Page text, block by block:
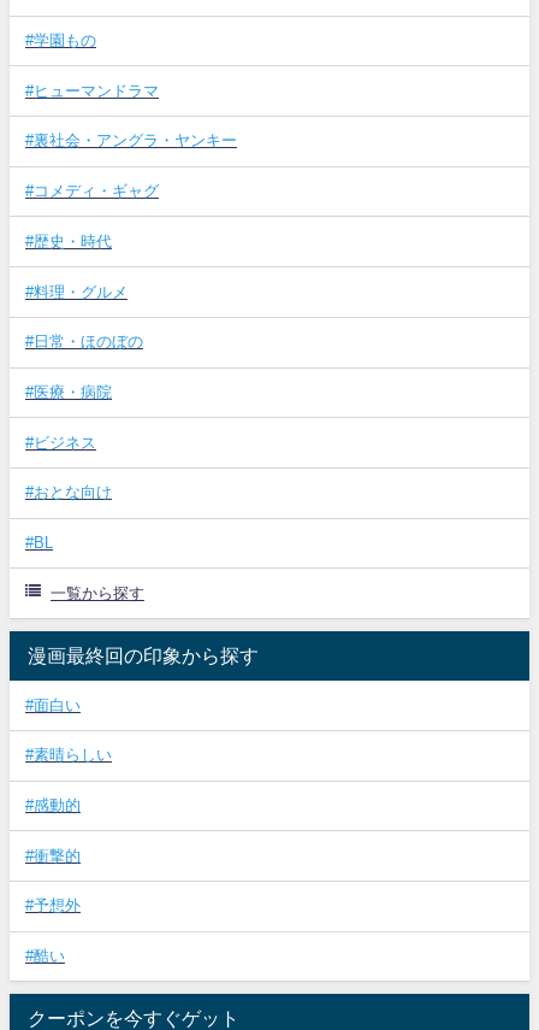
#学園もの
#ヒューマンドラマ
#裏社会・アングラ・ヤンキー
#コメディ・ギャグ
#歴史・時代
#料理・グルメ
#日常・ほのぼの
#医療・病院
#ビジネス
#おとな向け
#BL
一覧から探す
漫画最終回の印象から探す
#面白い
#素晴らしい
#感動的
#衝撃的
#予想外
#酷い
クーポンを今すぐゲット